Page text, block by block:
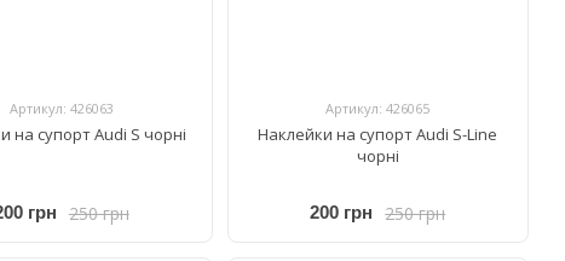
Артикул: 426063
на супорт Audi S чорні
250 грн
грн
Артикул: 426065
Наклейки на супорт Audi S-Line
чорні
250 грн
200 грн